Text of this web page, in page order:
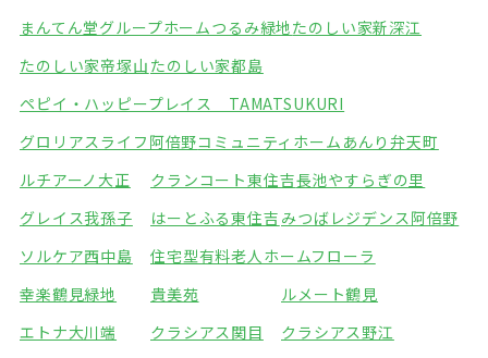
まんてん堂グループホームつるみ緑地たのしい家新深江
たのしい家帝塚山 たのしい家都島
ペピイ・ハッピープレイス TAMATSUKURI
グロリアスライフ阿倍野コミュニティホームあんり弁天町
ルチアーノ大正
クランコート東住吉長池やすらぎの里
グレイス我孫子
はーとふる東住吉 みつばレジデンス阿倍野
ソルケア西中島
住宅型有料老人ホームフローラ
幸楽鶴見緑地
貴美苑
ルメート鶴見
エトナ大川端
クラシアス関目
クラシアス野江